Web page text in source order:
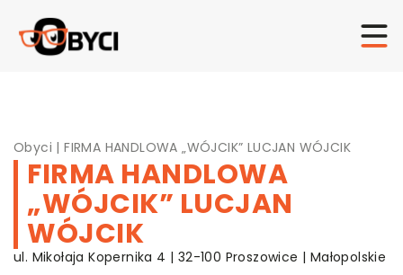
Obyci |FIRMA HANDLOWA „WÓJCIK” LUCJAN WÓJCIK
FIRMA HANDLOWA
„WÓJCIK” LUCJAN
WÓJCIK
ul. Mikołaja Kopernika 4 | 32-100 Proszowice | Małopolskie